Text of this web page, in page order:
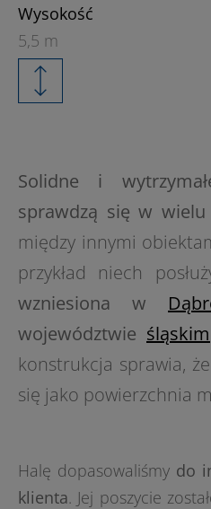
Wysokość
5,5 m
Solidne i
sprawdzą się w wielu
między innymi
przykład niech
wzniesiona w
województwie śląskim
konstrukcja sprawia,
się jako powierzchnia
Halę dopasowaliśmy do
klienta. Jej poszycie